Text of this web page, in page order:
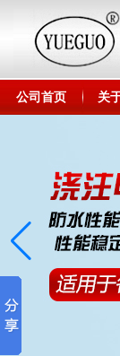
公司首页 关